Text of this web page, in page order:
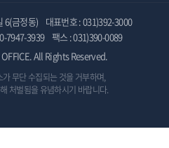
6(금정동)
대표번호 : 031)392-3000
7947-3939 팩스 : 031)390-0089
All Rights Reserved.
무단 수집되는 것을 거부하며,
처벌됨을 유념하시기 바랍니다.